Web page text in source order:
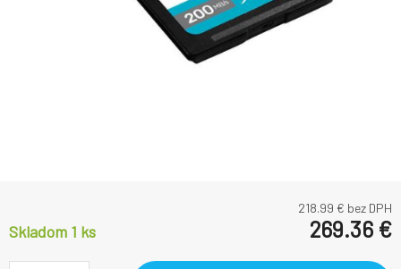
218.99 € bez DPH
Skladom 1 ks 269.36 €